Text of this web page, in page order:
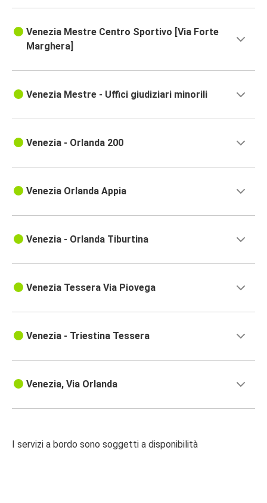
Venezia Mestre Centro Sportivo [Via Forte
Marghera]
Venezia Mestre - Uffici giudiziari minorili
Venezia - Orlanda 200
Venezia Orlanda Appia
Venezia - Orlanda Tiburtina
Venezia Tessera Via Piovega
Venezia - Triestina Tessera
Venezia, Via Orlanda
I servizi a bordo sono soggetti a disponibilità